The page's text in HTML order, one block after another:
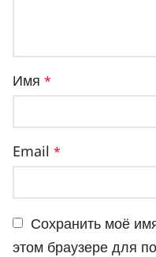
Имя *
Email *
Сохранить моё
этом браузере для